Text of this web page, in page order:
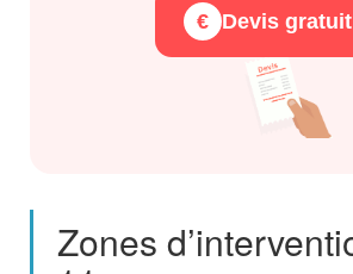
€ Devis gratuit
Zones